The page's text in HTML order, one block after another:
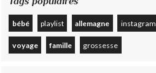
bébé playlist allemagne instagram
voyage famille grossesse